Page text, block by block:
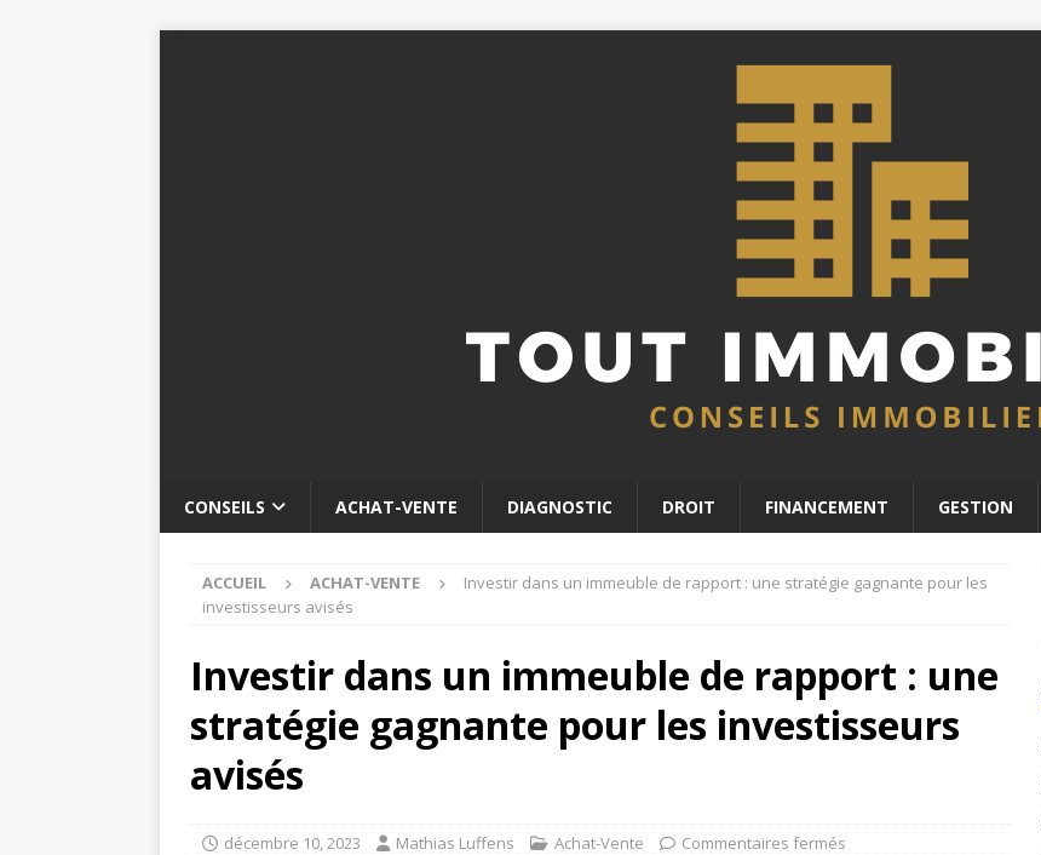
CONSEILS ACHAT-VENTE DIAGNOSTIC DROIT FINANCEMENT GESTION
ACCUEIL ACHAT-VENTE
Investir dans un immeuble de rapport : une stratégie gagnante pour les
investisseurs avisés
Investir dans un immeuble de rapport : une
stratégie gagnante pour les investisseurs
avisés
décembre 10, 2023 Mathias Luffens Achat-Vente Commentaires fermés